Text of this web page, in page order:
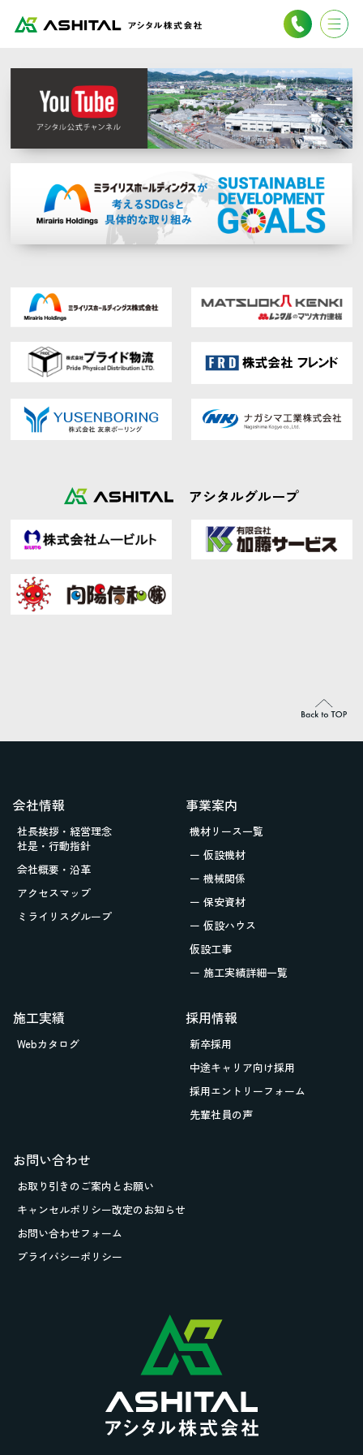
アシタルグループ
会社情報
社長挨拶・経営理念
社是・行動指針
会社概要・沿革
アクセスマップ
ミライリスグループ
事業案内
機材リース一覧
ー 仮設機材
ー 機械関係
ー 保安資材
ー 仮設ハウス
仮設工事
ー 施工実績詳細一覧
施工実績
Webカタログ
採用情報
新卒採用
中途キャリア向け採用
採用エントリーフォーム
先輩社員の声
お問い合わせ
お取り引きのご案内とお願い
キャンセルポリシー改定のお知らせ
お問い合わせフォーム
プライバシーポリシー